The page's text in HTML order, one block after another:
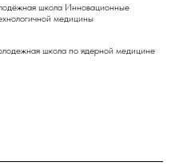
школа Инновационные
медицины
школа по ядерной медицине